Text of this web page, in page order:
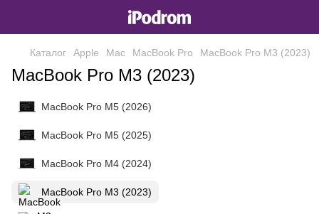
Каталог Apple Mac MacBook Pro MacBook Pro M3 (2023)
MacBook Pro M3 (2023)
MacBook Pro M5 (2026)
MacBook Pro M5 (2025)
MacBook Pro M4 (2024)
MacBook Pro M3 (2023)